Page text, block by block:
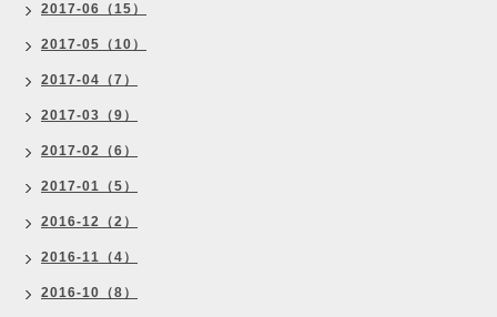
2017-06（15）
2017-05（10）
2017-04（7）
2017-03（9）
2017-02（6）
2017-01（5）
2016-12（2）
2016-11（4）
2016-10（8）